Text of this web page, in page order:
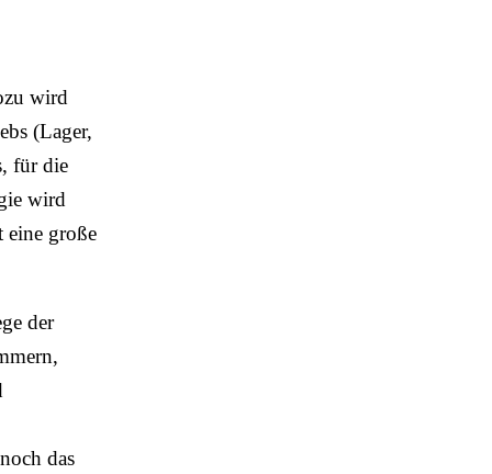
wird
(Lager,
für die
wird
eine große
der
das